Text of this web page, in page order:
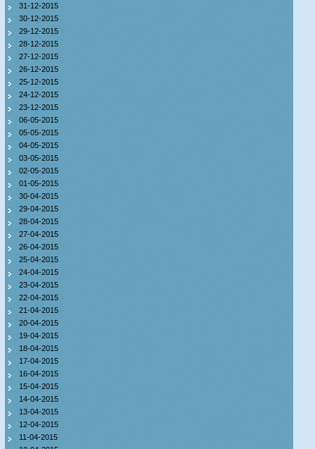
31-12-2015
30-12-2015
29-12-2015
28-12-2015
27-12-2015
26-12-2015
25-12-2015
24-12-2015
23-12-2015
06-05-2015
05-05-2015
04-05-2015
03-05-2015
02-05-2015
01-05-2015
30-04-2015
29-04-2015
28-04-2015
27-04-2015
26-04-2015
25-04-2015
24-04-2015
23-04-2015
22-04-2015
21-04-2015
20-04-2015
19-04-2015
18-04-2015
17-04-2015
16-04-2015
15-04-2015
14-04-2015
13-04-2015
12-04-2015
11-04-2015